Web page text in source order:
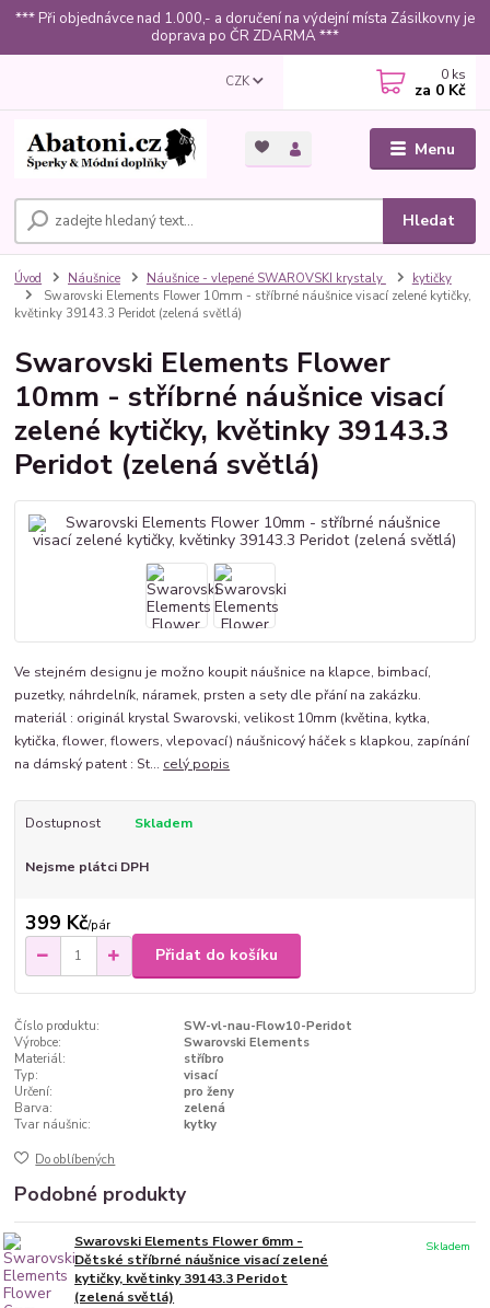
*** Při objednávce nad 1.000,- a doručení na výdejní místa Zásilkovny je
doprava po ČR ZDARMA ***
Menu
CZK
Hledat
0 ks
za 0 Kč
Úvod Náušnice Náušnice - vlepené SWAROVSKI krystaly
kytičky
Swarovski Elements Flower 10mm - stříbrné náušnice visací zelené kytičky,
květinky 39143.3 Peridot (zelená světlá)
Swarovski Elements Flower
10mm - stříbrné náušnice visací
zelené kytičky, květinky 39143.3
Peridot (zelená světlá)
Ve stejném designu je možno koupit náušnice na klapce, bimbací,
puzetky, náhrdelník, náramek, prsten a sety dle přání na zakázku.
materiál : originál krystal Swarovski, velikost 10mm (květina, kytka,
kytička, flower, flowers, vlepovací) náušnicový háček s klapkou, zapínání
na dámský patent : St... celý popis
Dostupnost Skladem
Nejsme plátci DPH
399 Kč/pár
Přidat do košíku
Číslo produktu:
SW-vl-nau-Flow10-Peridot
Výrobce:
Swarovski Elements
Materiál:
stříbro
Typ:
visací
Určení:
pro ženy
Barva:
zelená
Tvar náušnic:
kytky
Do oblíbených
Podobné produkty
Swarovski Elements Flower 6mm -
Dětské stříbrné náušnice visací zelené
kytičky, květinky 39143.3 Peridot
(zelená světlá)
Skladem